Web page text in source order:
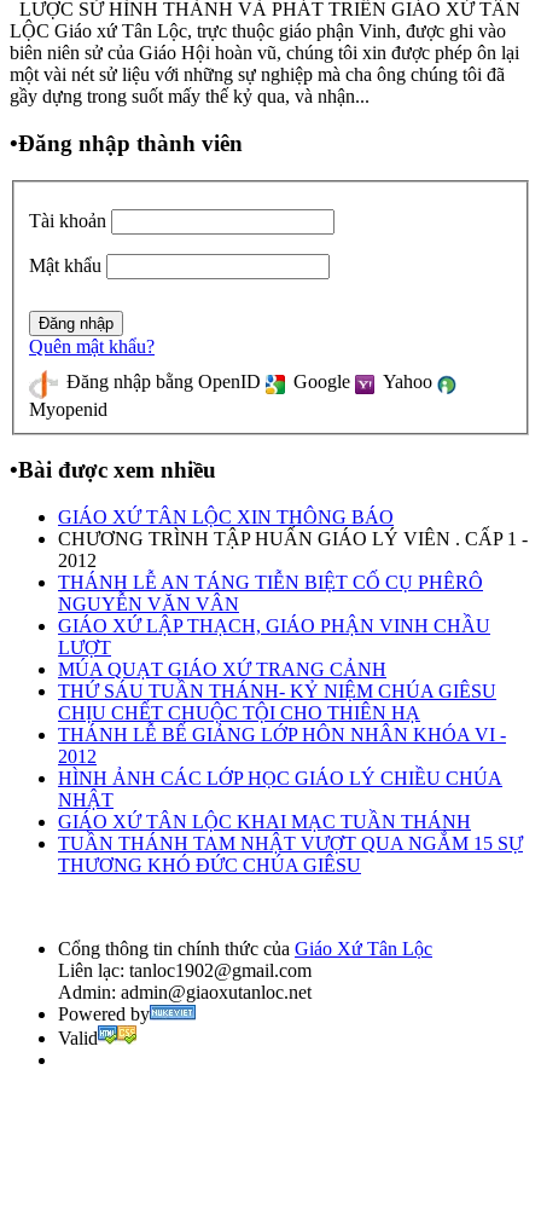
LƯỢC SỬ HÌNH THÀNH VÀ PHÁT TRIỂN GIÁO XỨ TÂN
LỘC Giáo xứ Tân Lộc, trực thuộc giáo phận Vinh, được ghi vào
biên niên sử của Giáo Hội hoàn vũ, chúng tôi xin được phép ôn lại
một vài nét sử liệu với những sự nghiệp mà cha ông chúng tôi đã
gầy dựng trong suốt mấy thế kỷ qua, và nhận...
•Đăng nhập thành viên
Tài khoản
Mật khẩu
Quên mật khẩu?
Đăng nhập bằng OpenID
Google
Yahoo
Myopenid
•Bài được xem nhiều
GIÁO XỨ TÂN LỘC XIN THÔNG BÁO
CHƯƠNG TRÌNH TẬP HUẤN GIÁO LÝ VIÊN . CẤP 1 -
2012
THÁNH LỄ AN TÁNG TIỄN BIỆT CỐ CỤ PHÊRÔ
NGUYỄN VĂN VÂN
GIÁO XỨ LẬP THẠCH, GIÁO PHẬN VINH CHẦU
LƯỢT
MÚA QUẠT GIÁO XỨ TRANG CẢNH
THỨ SÁU TUẦN THÁNH- KỶ NIỆM CHÚA GIÊSU
CHỊU CHẾT CHUỘC TỘI CHO THIÊN HẠ
THÁNH LỄ BẾ GIẢNG LỚP HÔN NHÂN KHÓA VI -
2012
HÌNH ẢNH CÁC LỚP HỌC GIÁO LÝ CHIỀU CHÚA
NHẬT
GIÁO XỨ TÂN LỘC KHAI MẠC TUẦN THÁNH
TUẦN THÁNH TAM NHẬT VƯỢT QUA NGẮM 15 SỰ
THƯƠNG KHÓ ĐỨC CHÚA GIÊSU
Cổng thông tin chính thức của Giáo Xứ Tân Lộc
Liên lạc: tanloc1902@gmail.com
Admin: admin@giaoxutanloc.net
Powered by
Valid